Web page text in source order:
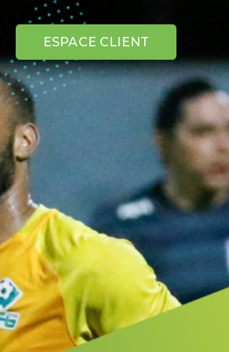
ESPACE CLIENT